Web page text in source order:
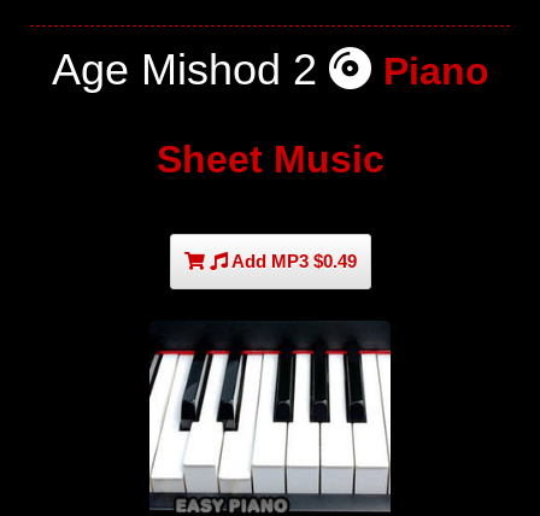
Age Mishod 2 Piano
Sheet Music
Add MP3 $0.49